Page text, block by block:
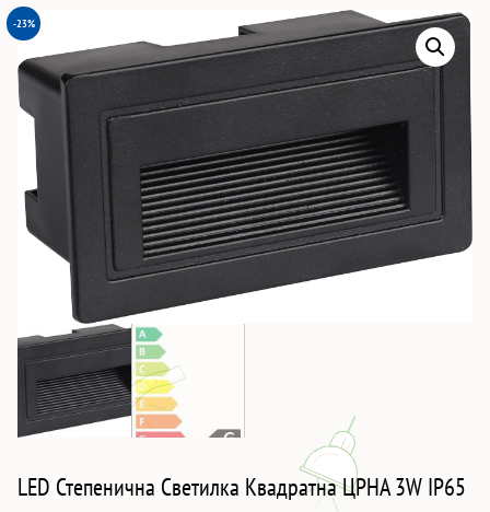
-23%
LED Степенична Светилка Квадратна ЦРНА 3W IP65